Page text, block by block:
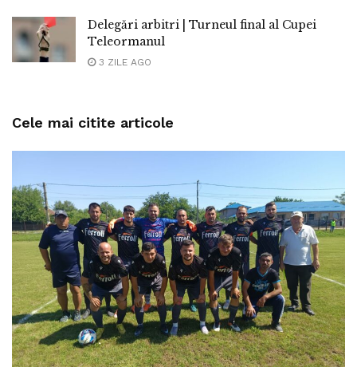
Delegări arbitri | Turneul final al Cupei
Teleormanul
3 ZILE AGO
Cele mai citite articole